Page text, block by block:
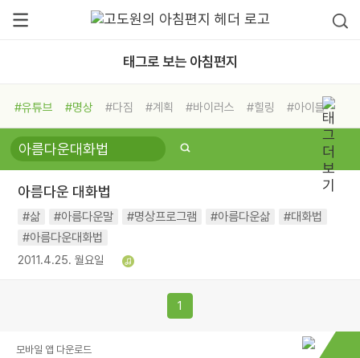
태그로 보는 아침편지
#유튜브 #명상 #다짐 #계획 #바이러스 #힐링
#아이들
#비전캠프
#독서캠프 #삶
#희망
#나눔 #친구 #링컨학교
#독서
#건강 #면역력
아름다운 대화법
#삶 #아름다운말 #명상프로그램 #아름다운삶
#대화법
#아름다운대화법
2011.4.25. 월요일
1
모바일 앱 다운로드